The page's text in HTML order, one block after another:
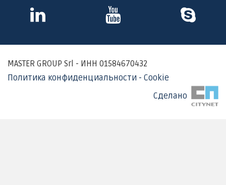
Skype Youtube
MASTER GROUP Srl - ИНН 01584670432
Политика конфиденциальности - Cookie
Сделано